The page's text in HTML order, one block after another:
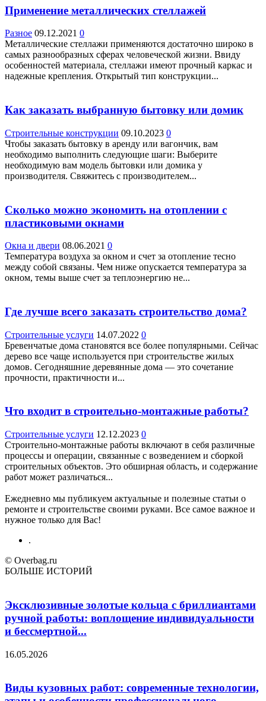
Применение металлических стеллажей
Разное 09.12.2021 0
Металлические стеллажи применяются достаточно широко в
самых разнообразных сферах человеческой жизни. Ввиду
особенностей материала, стеллажи имеют прочный каркас и
надежные крепления. Открытый тип конструкции...
Как заказать выбранную бытовку или домик
Строительные конструкции 09.10.2023 0
Чтобы заказать бытовку в аренду или вагончик, вам
необходимо выполнить следующие шаги: Выберите
необходимую вам модель бытовки или домика у
производителя. Свяжитесь с производителем...
Сколько можно экономить на отоплении с
пластиковыми окнами
Окна и двери 08.06.2021 0
Температура воздуха за окном и счет за отопление тесно
между собой связаны. Чем ниже опускается температура за
окном, темы выше счет за теплоэнергию не...
Где лучше всего заказать строительство дома?
Строительные услуги 14.07.2022 0
Бревенчатые дома становятся все более популярными. Сейчас
дерево все чаще используется при строительстве жилых
домов. Сегодняшние деревянные дома — это сочетание
прочности, практичности и...
Что входит в строительно-монтажные работы?
Строительные услуги 12.12.2023 0
Строительно-монтажные работы включают в себя различные
процессы и операции, связанные с возведением и сборкой
строительных объектов. Это обширная область, и содержание
работ может различаться...
Ежедневно мы публикуем актуальные и полезные статьи о
ремонте и строительстве своими руками. Все самое важное и
нужное только для Вас!
.
© Overbag.ru
БОЛЬШЕ ИСТОРИЙ
Эксклюзивные золотые кольца с бриллиантами
ручной работы: воплощение индивидуальности
и бессмертной...
16.05.2026
Виды кузовных работ: современные технологии,